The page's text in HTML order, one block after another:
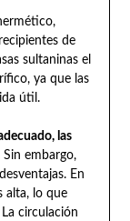
de
sultaninas el
ya que las
útil.
las
Sin embargo,
En
alta, lo que
circulación